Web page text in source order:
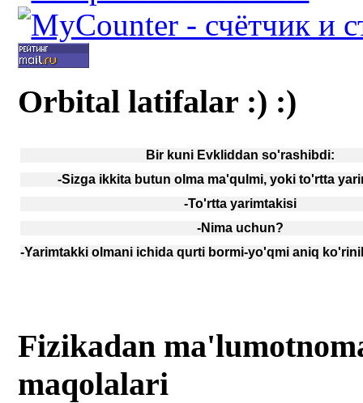
Orbital latifalar :) :)
Bir kuni Evkliddan so'rashibdi:
-Sizga ikkita butun olma ma'qulmi, yoki to'rtta
-To'rtta yarimtakisi
-Nima uchun?
-Yarimtakki olmani ichida qurti bormi-yo'qmi aniq
Fizikadan
maqolalari